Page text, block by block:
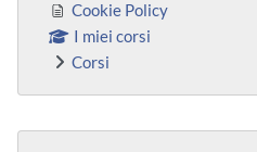
Cookie Policy
I miei corsi
Corsi